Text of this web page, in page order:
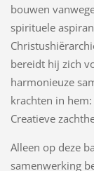
bouwen
spirituele
bereidt hij zich
harmonieuze
krachten in
Creatieve
Alleen op deze
samenwerking